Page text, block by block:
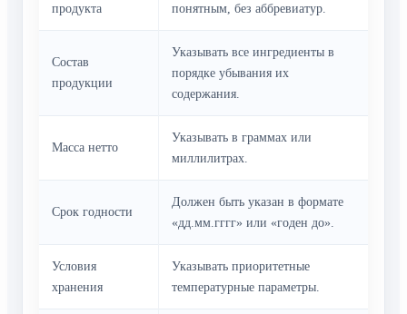
продукта
понятным, без аббревиатур.
Состав
продукции
Указывать все ингредиенты в
порядке убывания их
содержания.
Масса нетто
Указывать в граммах или
миллилитрах.
Срок годности
Должен быть указан в формате
«дд.мм.гггг» или «годен до».
Условия
хранения
Указывать приоритетные
температурные параметры.